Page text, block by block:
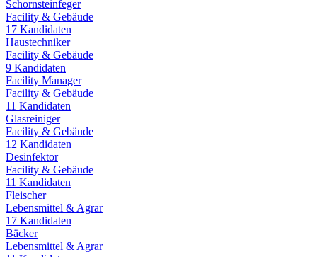
Schornsteinfeger
Facility & Gebäude
17 Kandidaten
Haustechniker
Facility & Gebäude
9 Kandidaten
Facility Manager
Facility & Gebäude
11 Kandidaten
Glasreiniger
Facility & Gebäude
12 Kandidaten
Desinfektor
Facility & Gebäude
11 Kandidaten
Fleischer
Lebensmittel & Agrar
17 Kandidaten
Bäcker
Lebensmittel & Agrar